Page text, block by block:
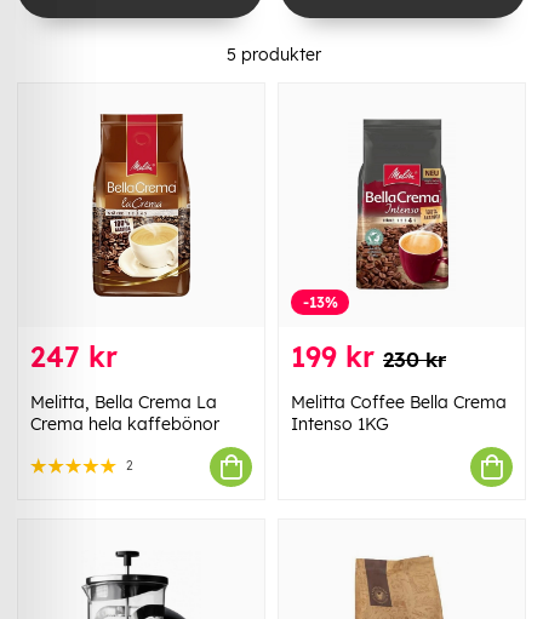
5 produkter
247 kr
Melitta, Bella Crema La
Crema hela kaffebönor
2
-13%
199 kr 230 kr
Melitta Coffee Bella Crema
Intenso 1KG